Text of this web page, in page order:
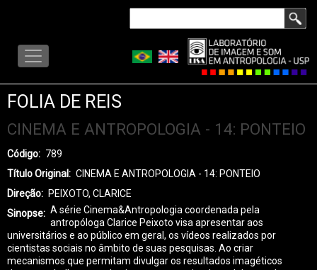
conteúdo
LISA
MENU
FOLIA DE REIS
CINEMA E ANTROPOLOGIA - 14: PONTEIO
Código
789
Título Original
CINEMA E ANTROPOLOGIA - 14: PONTEIO
Direção
PEIXOTO, CLARICE
Sinopse
A série Cinema&Antropologia coordenada pela
antropóloga Clarice Peixoto visa apresentar aos
universitários e ao público em geral, os vídeos realizados por
cientistas sociais no âmbito de suas pesquisas. Ao criar
mecanismos que permitam divulgar os resultados imagéticos